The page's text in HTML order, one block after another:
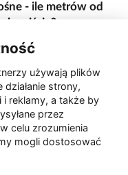
- ile metrów od
i wejścia?
na "kwadracie"
w Gorzowie.
ściany spalonej
używają plików
strony,
reklamy, a także by
przez
celu zrozumienia
mogli dostosować